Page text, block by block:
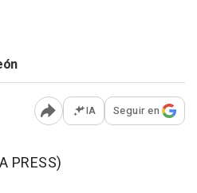
Abrir opciones para
IA Seguir en
PRESS)